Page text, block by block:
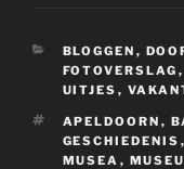
CATEGORIEËN
BLOGGEN ,
FOTOVERSLAG ,
UITJES ,
TAGS
APELDOORN ,
GESCHIEDENIS ,
MUSEA ,